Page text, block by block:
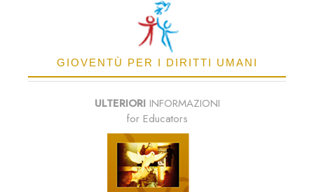
GIOVENTÙ PER I DIRITTI UMANI
ULTERIORIINFORMAZIONI
for Educators